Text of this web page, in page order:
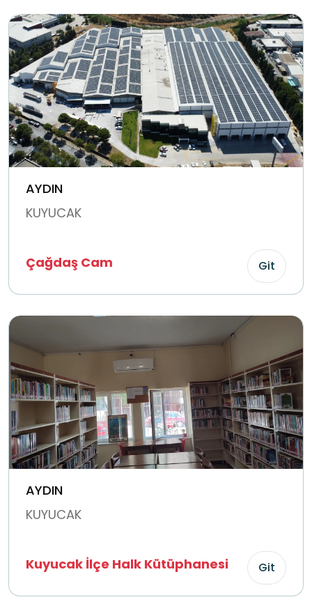
AYDIN
KUYUCAK
Çağdaş Cam Git
AYDIN
KUYUCAK
Kuyucak İlçe Halk Kütüphanesi Git